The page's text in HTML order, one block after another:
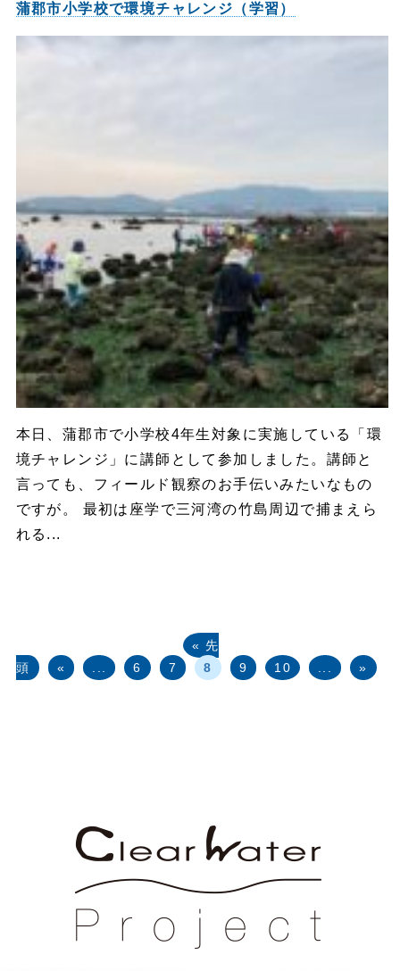
蒲郡市小学校で環境チャレンジ（学習）
本日、蒲郡市で小学校4年生対象に実施している「環
境チャレンジ」に講師として参加しました。講師と
言っても、フィールド観察のお手伝いみたいなもの
ですが。 最初は座学で三河湾の竹島周辺で捕まえら
れる...
« 先
頭
« ... 6 7 8 9 10 ... »